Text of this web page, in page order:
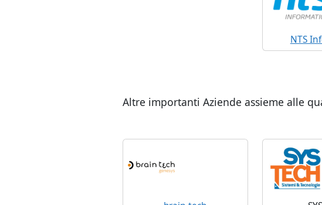
NTS
Altre importanti Aziende assieme alle